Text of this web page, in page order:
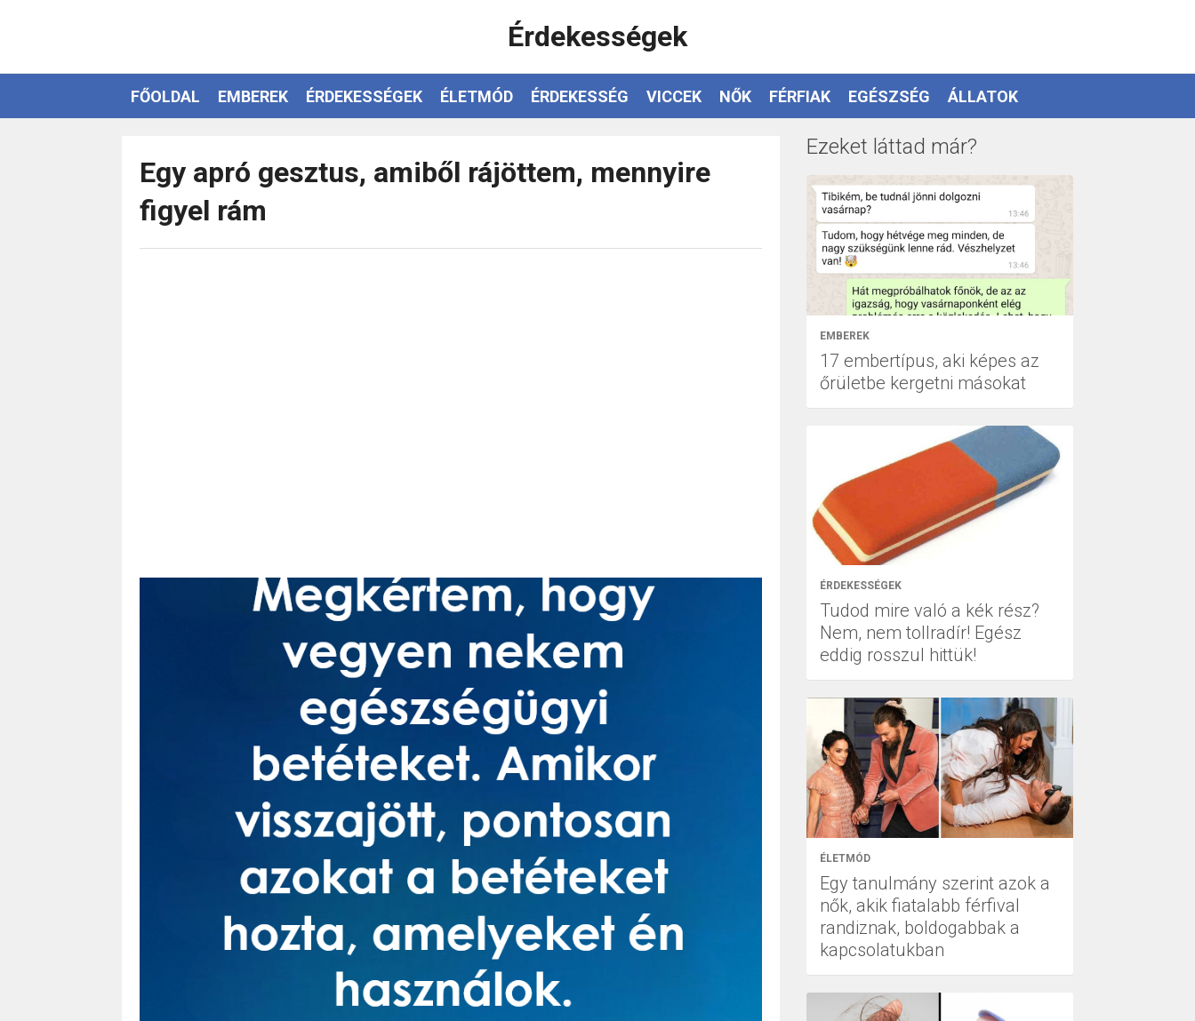
Érdekességek
FŐOLDAL EMBEREK ÉRDEKESSÉGEK ÉLETMÓD ÉRDEKESSÉG VICCEK NŐK FÉRFIAK EGÉSZSÉG ÁLLATOK
Egy apró gesztus, amiből rájöttem, mennyire
figyel rám
Ezeket láttad már?
EMBEREK
17 embertípus, aki képes az
őrületbe kergetni másokat
ÉRDEKESSÉGEK
Tudod mire való a kék rész?
Nem, nem tollradír! Egész
eddig rosszul hittük!
ÉLETMÓD
Egy tanulmány szerint azok a
nők, akik fiatalabb férfival
randiznak, boldogabbak a
kapcsolatukban